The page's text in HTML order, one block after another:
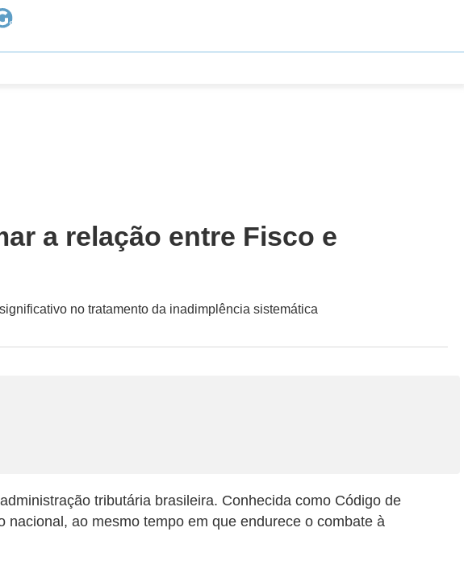
a relação entre Fisco e
no tratamento da inadimplência sistemática
tributária brasileira. Conhecida como Código de
ao mesmo tempo em que endurece o combate à